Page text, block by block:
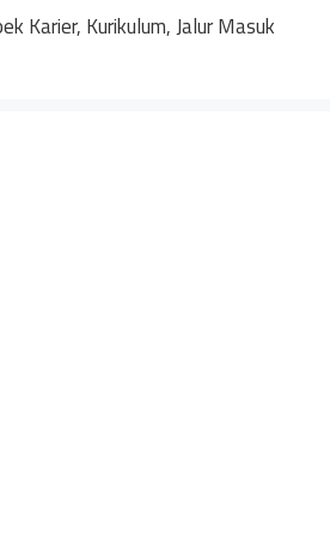
Karier, Kurikulum, Jalur Masuk